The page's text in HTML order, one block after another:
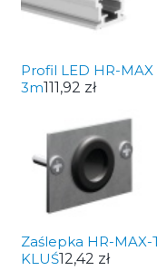
Profil LED HR-
3m111,92 zł
Zaślepka HR-
KLUŚ12,42 zł